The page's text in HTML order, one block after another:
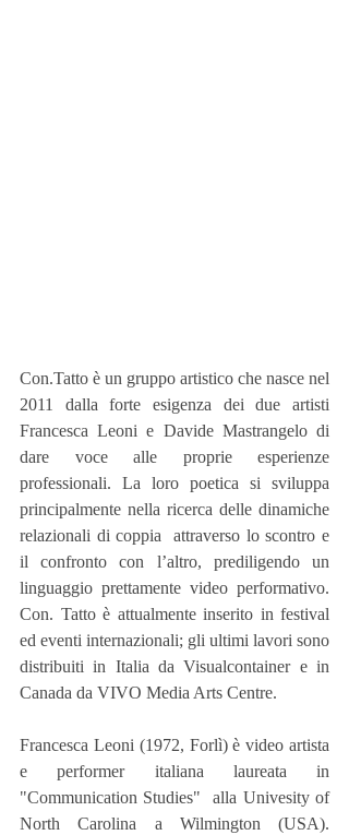
Con.Tatto è un gruppo artistico che nasce nel
2011 dalla forte esigenza dei due artisti
Francesca Leoni e Davide Mastrangelo di
dare voce alle proprie esperienze
professionali. La loro poetica si sviluppa
principalmente nella ricerca delle dinamiche
relazionali di coppia  attraverso lo scontro e
il confronto con l’altro, prediligendo un
linguaggio prettamente video performativo.
Con. Tatto è attualmente inserito in festival
ed eventi internazionali; gli ultimi lavori sono
distribuiti in Italia da Visualcontainer e in
Canada da VIVO Media Arts Centre.
Francesca Leoni (1972, Forlì) è video artista
e performer italiana laureata in
"Communication Studies"  alla Univesity of
North Carolina a Wilmington (USA).